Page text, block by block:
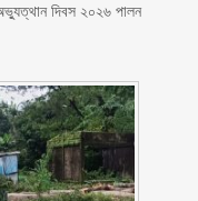
দিবস ২০২৬ পালন